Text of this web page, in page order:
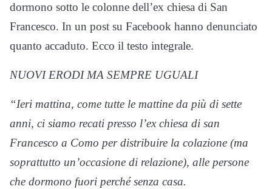
dormono sotto le colonne dell’ex chiesa di San
Francesco. In un post su Facebook hanno denunciato
quanto accaduto. Ecco il testo integrale.
NUOVI ERODI MA SEMPRE UGUALI
“Ieri mattina, come tutte le mattine da più di sette
anni, ci siamo recati presso l’ex chiesa di san
Francesco a Como per distribuire la colazione (ma
soprattutto un’occasione di relazione), alle persone
che dormono fuori perché senza casa.